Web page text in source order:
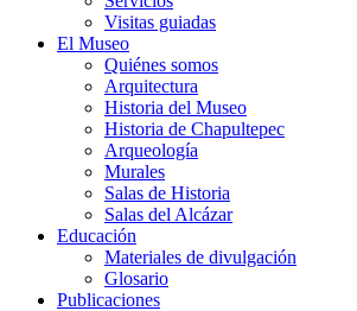
Visitas guiadas
El Museo
Quiénes somos
Arquitectura
Historia del Museo
Historia de Chapultepec
Arqueología
Murales
Salas de Historia
Salas del Alcázar
Educación
Materiales de divulgación
Glosario
Publicaciones